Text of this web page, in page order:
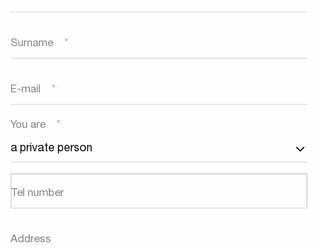
Surname *
E-mail *
You are *
Tel number
Address